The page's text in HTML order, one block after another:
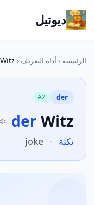
ديوتيل
الرئيسية ‹ أداة التعريف ‹
Witz
der
A2
der Witz
نكتة ·
joke